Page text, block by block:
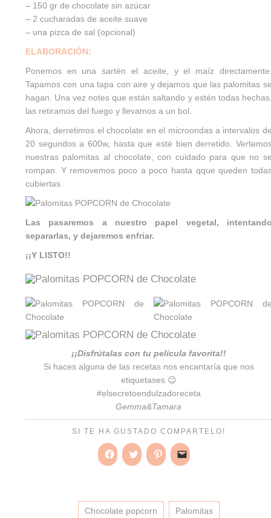
– 150 gr de chocolate sin azúcar
– 2 cucharadas de aceite suave
– una pizca de sal (opcional)
ELABORACIÓN:
Ponemos en una sartén el aceite, y el maíz
Tapamos con una tapa con aire y dejamos que las palomitas
hagan. Una vez notes que están saltando y estén todas
las retiramos del fuego y llevamos a un bol.
Ahora, derretimos el chocolate en el microondas a intervalos
20 segundos a 600w, hasta que esté bien derretido.
nuestras palomitas al chocolate, con cuidado para que no
rompan. Y removemos poco a poco hasta qque queden
cubiertas.
Las pasaremos a nuestro papel vegetal,
separarlas, y dejaremos enfriar.
¡¡Y LISTO!!
¡¡Disfrútalas con tu película favorita!!
Si haces alguna de las recetas nos encantaría que nos
etiquetases 😉
#elsecretoendulzadoreceta
Gemma&Tamara
SI TE HA GUSTADO COMPARTELO!
Haz
Facebook
(Se
Haz
Twitter
(Se
Haz
Pinterest
(Se
Haz
enlace
por
Chocolate popcorn Palomitas